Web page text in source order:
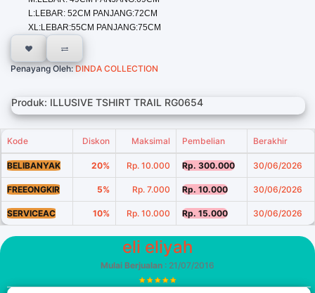
L:LEBAR: 52CM PANJANG:72CM
XL:LEBAR:55CM PANJANG:75CM
Penayang Oleh:DINDA COLLECTION
Produk: ILLUSIVE TSHIRT TRAIL RG0654
Kode Diskon Maksimal Pembelian Berakhir
BELIBANYAK 20% Rp. 10.000 Rp. 300.000 30/06/2026
FREEONGKIR 5% Rp. 7.000 Rp. 10.000 30/06/2026
SERVICEAC 10% Rp. 10.000 Rp. 15.000 30/06/2026
eli eliyah
Mulai Berjualan : 21/07/2016